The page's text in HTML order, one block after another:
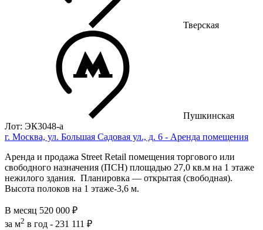
Тверская
Пушкинская
Лот: ЭК3048-a
г. Москва, ул. Большая Садовая ул., д. 6 - Аренда помещения
Аренда и продажа Street Retail помещения торгового или
свободного назначения (ПСН) площадью 27,0 кв.м на 1 этаже
нежилого здания. Планировка — открытая (свободная).
Высота полоков на 1 этаже-3,6 м.
В месяц 520 000 ₽
за м2 в год - 231 111 ₽